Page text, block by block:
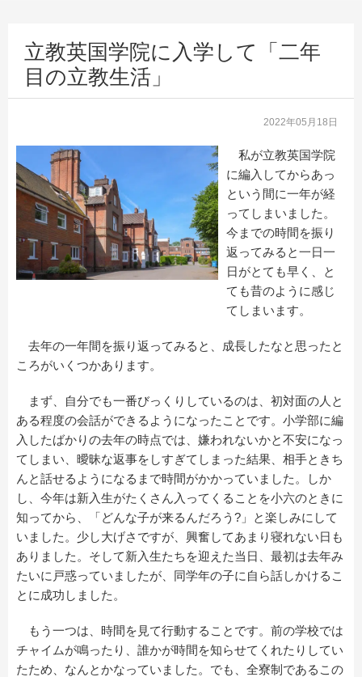
立教英国学院に入学して「二年
目の立教生活」
2022年05月18日
私が立教英国学院
に編入してからあっ
という間に一年が経
ってしまいました。
今までの時間を振り
返ってみると一日一
日がとても早く、と
ても昔のように感じ
てしまいます。
去年の一年間を振り返ってみると、成長したなと思ったと
ころがいくつかあります。
まず、自分でも一番びっくりしているのは、初対面の人と
ある程度の会話ができるようになったことです。小学部に編
入したばかりの去年の時点では、嫌われないかと不安になっ
てしまい、曖昧な返事をしすぎてしまった結果、相手ときち
んと話せるようになるまで時間がかかっていました。しか
し、今年は新入生がたくさん入ってくることを小六のときに
知ってから、「どんな子が来るんだろう?」と楽しみにして
いました。少し大げさですが、興奮してあまり寝れない日も
ありました。そして新入生たちを迎えた当日、最初は去年み
たいに戸惑っていましたが、同学年の子に自ら話しかけるこ
とに成功しました。
もう一つは、時間を見て行動することです。前の学校では
チャイムが鳴ったり、誰かが時間を知らせてくれたりしてい
たため、なんとかなっていました。でも、全寮制であるこの